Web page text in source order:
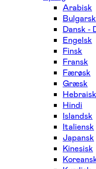
Arabisk
Bulgarsk
Dansk -
Engelsk
Finsk
Fransk
Færøsk
Græsk
Hebraisk
Hindi
Islandsk
Italiensk
Japansk
Kinesisk